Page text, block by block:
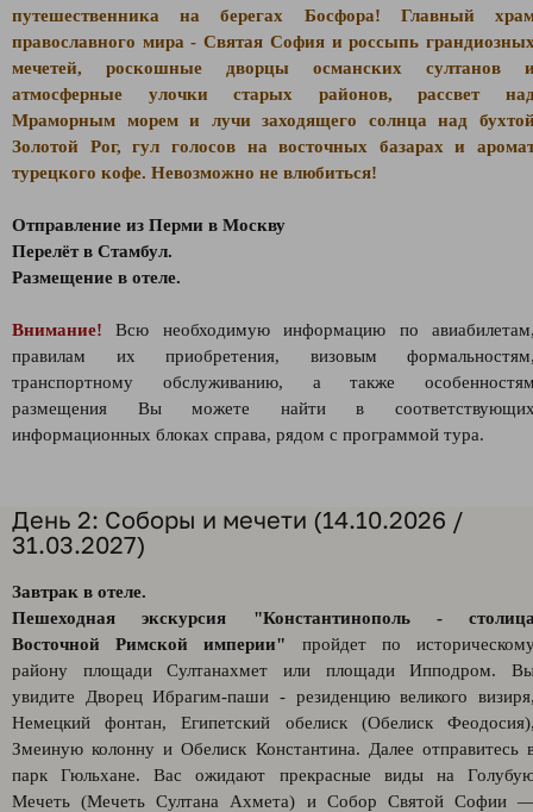
путешественника на берегах Босфора! Главный
православного мира - Святая София и россыпь
мечетей, роскошные дворцы османских султанов
атмосферные улочки старых районов, рассвет
Мраморным морем и лучи заходящего солнца над
Золотой Рог, гул голосов на восточных базарах и
турецкого кофе. Невозможно не влюбиться!
Отправление из Перми в Москву
Перелёт в Стамбул.
Размещение в отеле.
Внимание! Всю необходимую информацию по
правилам их приобретения, визовым
транспортному обслуживанию, а также
размещения Вы можете найти в
информационных блоках справа, рядом с программой тура.
День 2: Соборы и мечети (14.10.2026 /
31.03.2027)
Завтрак в отеле.
Пешеходная экскурсия "Константинополь -
Восточной Римской империи" пройдет по
району площади Султанахмет или площади Ипподром.
увидите Дворец Ибрагим-паши - резиденцию великого
Немецкий фонтан, Египетский обелиск (Обелиск
Змеиную колонну и Обелиск Константина. Далее отправитесь
парк Гюльхане. Вас ожидают прекрасные виды на
Мечеть (Мечеть Султана Ахмета) и Собор Святой Софии